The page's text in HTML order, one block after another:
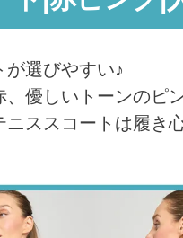
選びやすい♪
優しいトーンのピ
ススコートは履き